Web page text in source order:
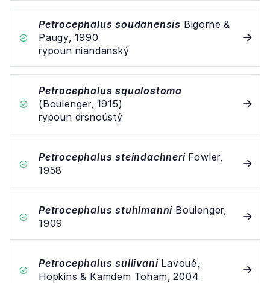
Petrocephalus soudanensis Bigorne &
Paugy, 1990
rypoun niandanský
Petrocephalus squalostoma
(Boulenger, 1915)
rypoun drsnoústý
Petrocephalus steindachneriFowler,
1958
Petrocephalus stuhlmanni Boulenger,
1909
Petrocephalus sullivaniLavoué,
Hopkins & Kamdem Toham, 2004